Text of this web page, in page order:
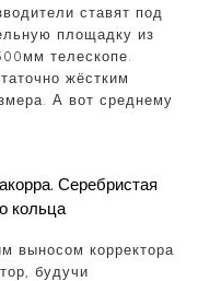
ставят под
площадку из
телескопе.
жёстким
А вот среднему
Серебристая
кольца
выносом корректора
будучи